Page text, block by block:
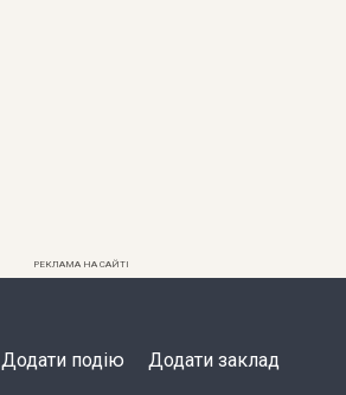
РЕКЛАМА НА САЙТІ
Додати подію Додати заклад